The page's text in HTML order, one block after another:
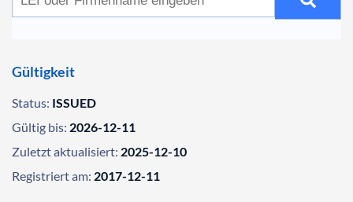
Gültigkeit
Status: ISSUED
Gültig bis: 2026-12-11
Zuletzt aktualisiert: 2025-12-10
Registriert am: 2017-12-11